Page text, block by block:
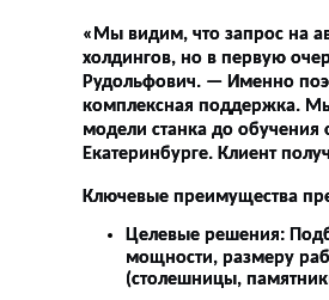
«Мы видим, что запрос на
холдингов, но в первую
Рудольфович. — Именно
комплексная поддержка.
модели станка до обучения
Екатеринбурге. Клиент
Ключевые преимущества
Целевые решения:
мощности, размеру
(столешницы,